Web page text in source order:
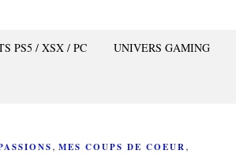
PS5 / XSX / PC UNIVERS GAMING
, MES COUPS DE COEUR,